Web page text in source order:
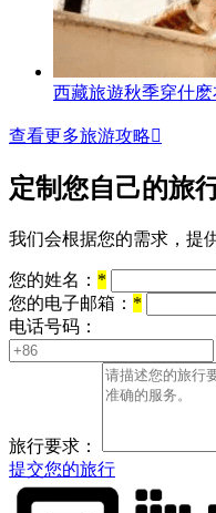
西藏旅遊秋季穿什
查看更多旅游攻略
定制您自己的旅
我们会根据您的需求，提
您的姓名： *
您的电子邮箱： *
电话号码：
旅行要求：
提交您的旅行